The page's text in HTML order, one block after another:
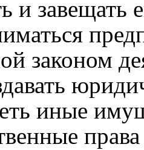
и завещать
законом
иные
права